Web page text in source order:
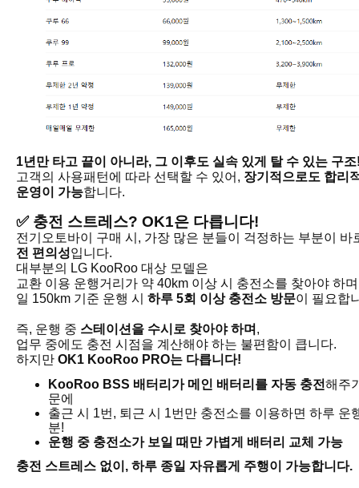
1년만 타고 끝이 아니라, 그 이후도 실속 있게 탈 수 있는 구
고객의 사용패턴에 따라 선택할 수 있어, 장기적으로도 합리
운영이 가능합니다.
✅ 충전 스트레스? OK1은 다릅니다!
전기오토바이 구매 시, 가장 많은 분들이 걱정하는 부분이 바
전 편의성입니다.
대부분의 LG KooRoo 대상 모델은
교환 이용 운행거리가 약 40km 이상 시 충전소를 찾아야 하
일 150km 기준 운행 시 하루 5회 이상 충전소 방문이 필요합
즉, 운행 중 스테이션을 수시로 찾아야 하며 ,
업무 중에도 충전 시점을 계산해야 하는 불편함이 큽니다.
하지만 OK1 KooRoo PRO는 다릅니다!
KooRoo BSS 배터리가 메인 배터리를 자동 충전해주
문에
출근 시 1번, 퇴근 시 1번만 충전소를 이용하면 하루 운
분!
운행 중 충전소가 보일 때만 가볍게 배터리 교체 가능
충전 스트레스 없이, 하루 종일 자유롭게 주행이 가능합니다.